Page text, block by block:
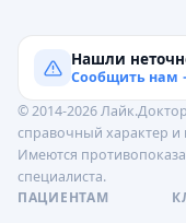
Нашли
Сообщить нам
© 2014-2026
справочный характер и
Имеются
специалиста.
ПАЦИЕНТАМ